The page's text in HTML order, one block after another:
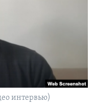
интервью)